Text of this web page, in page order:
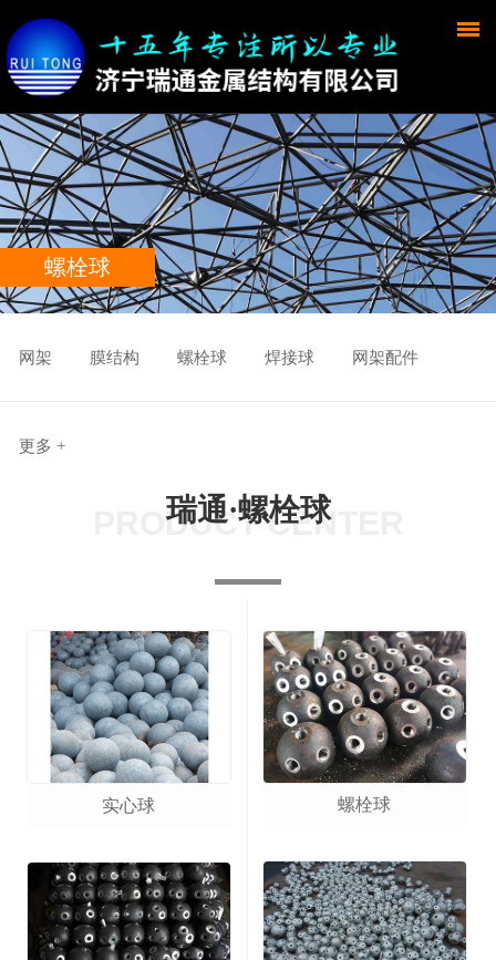
螺栓球
网架 膜结构 螺栓球 焊接球 网架配件
更多 +
瑞通·螺栓球
PRODUCT CENTER
实心球 螺栓球